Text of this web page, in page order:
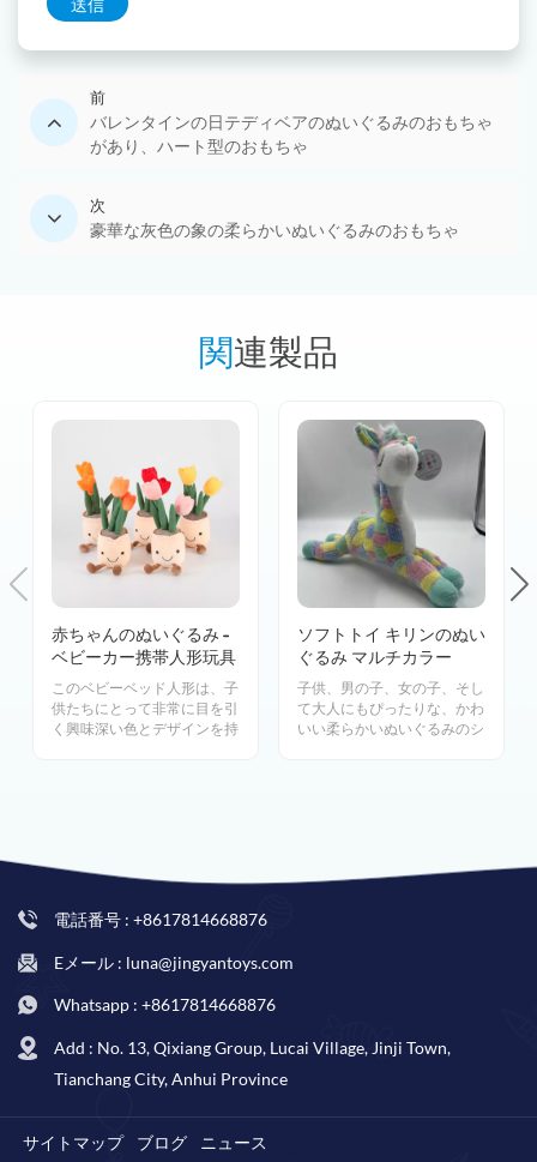
送信
前
バレンタインの日テディベアのぬいぐるみのおもちゃ
があり、ハート型のおもちゃ
次
豪華な灰色の象の柔らかいぬいぐるみのおもちゃ
関連製品
赤ちゃんのぬいぐるみ -
ベビーカー携帯人形玩具
このベビーベッド人形は、子
供たちにとって非常に目を引
く興味深い色とデザインを持
ソフトトイ キリンのぬい
ぐるみ マルチカラー
子供、男の子、女の子、そし
て大人にもぴったりな、かわ
いい柔らかいぬいぐるみのシ
電話番号 : +8617814668876
Eメール : luna@jingyantoys.com
Whatsapp : +8617814668876
Add : No. 13, Qixiang Group, Lucai Village, Jinji Town,
Tianchang City, Anhui Province
サイトマップ ブログ
ニュース